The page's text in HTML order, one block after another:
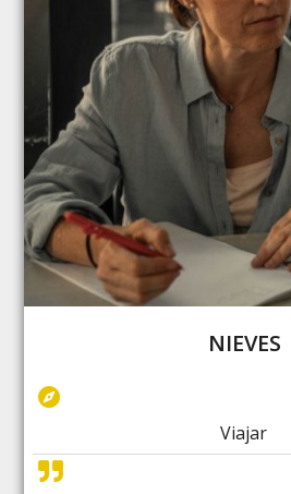
NIEVES
Viajar